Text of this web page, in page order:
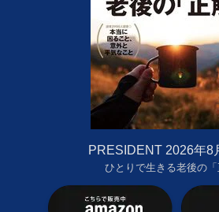
PRESIDENT 2026年8
ひとりで生きる老後の「